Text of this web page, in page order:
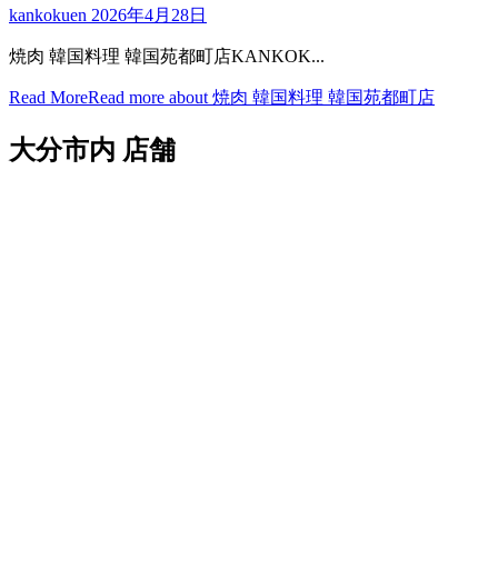
kankokuen 2026年4月28日
焼肉 韓国料理 韓国苑都町店KANKOK...
Read MoreRead more about 焼肉 韓国料理 韓国苑都町店
大分市内 店舗